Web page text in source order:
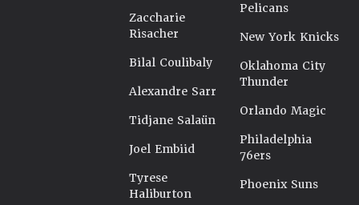
Zaccharie
Risacher
Bilal Coulibaly
Alexandre Sarr
Tidjane Salaün
Joel Embiid
Tyrese
Haliburton
Pelicans
New York Knicks
Oklahoma City
Thunder
Orlando Magic
Philadelphia
76ers
Phoenix Suns